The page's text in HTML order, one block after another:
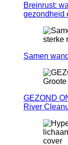
Breinrust:
gezondheid
Samen
GEZOND
River